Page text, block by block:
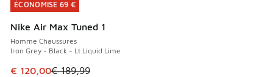
ÉCONOMISE 69 €
Nike Air Max Tuned 1
Homme Chaussures
Iron Grey - Black - Lt Liquid Lime
Cet article est en promotion. Prix en baisse de € 189,99 à
€ 120,00€ 189,99
ÉCONOMISE 69 €